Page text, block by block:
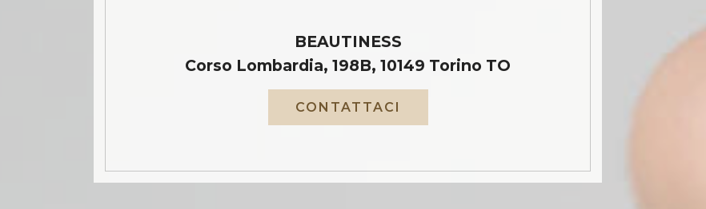
BEAUTINESS
Corso Lombardia, 198B, 10149 Torino TO
CONTATTACI